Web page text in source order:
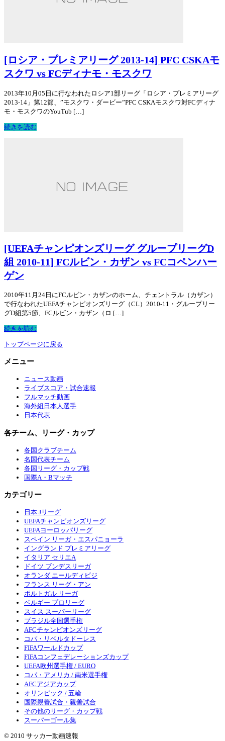
[ロシア・プレミアリーグ 2013-14] PFC CSKAモ
スクワ vs FCディナモ・モスクワ
2013年10月05日に行なわれたロシア1部リーグ「ロシア・プレミアリーグ
2013-14」第12節、”モスクワ・ダービー”PFC CSKAモスクワ対FCディナ
モ・モスクワのYouTub […]
続きを読む
[UEFAチャンピオンズリーグ グループリーグD
組 2010-11] FCルビン・カザン vs FCコペンハー
ゲン
2010年11月24日にFCルビン・カザンのホーム、チェントラル（カザン）
で行なわれたUEFAチャンピオンズリーグ（CL）2010-11・グループリー
グD組第5節、FCルビン・カザン（ロ […]
続きを読む
トップページに戻る
メニュー
ニュース動画
ライブスコア・試合速報
フルマッチ動画
海外組日本人選手
日本代表
各チーム、リーグ・カップ
各国クラブチーム
名国代表チーム
各国リーグ・カップ戦
国際A・Bマッチ
カテゴリー
日本 Jリーグ
UEFAチャンピオンズリーグ
UEFAヨーロッパリーグ
スペイン リーガ・エスパニョーラ
イングランド プレミアリーグ
イタリア セリエA
ドイツ ブンデスリーガ
オランダ エールディビジ
フランス リーグ・アン
ポルトガル リーガ
ベルギー プロリーグ
スイス スーパーリーグ
ブラジル全国選手権
AFCチャンピオンズリーグ
コパ・リベルタドーレス
FIFAワールドカップ
FIFAコンフェデレーションズカップ
UEFA欧州選手権 / EURO
コパ・アメリカ / 南米選手権
AFCアジアカップ
オリンピック / 五輪
国際親善試合・親善試合
その他のリーグ・カップ戦
スーパーゴール集
© 2010 サッカー動画速報